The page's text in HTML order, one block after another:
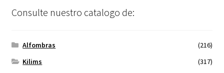
Consulte nuestro catalogo de:
Alfombras
(216)
Kilims
(317)